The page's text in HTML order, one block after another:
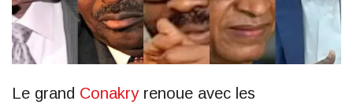
Le grand Conakryrenoue avec les